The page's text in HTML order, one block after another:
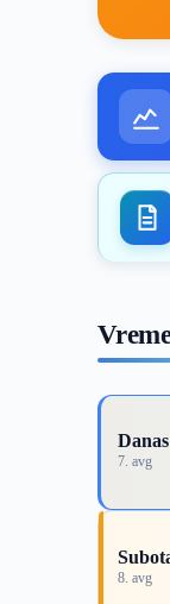
Danas
7. avg
8. avg